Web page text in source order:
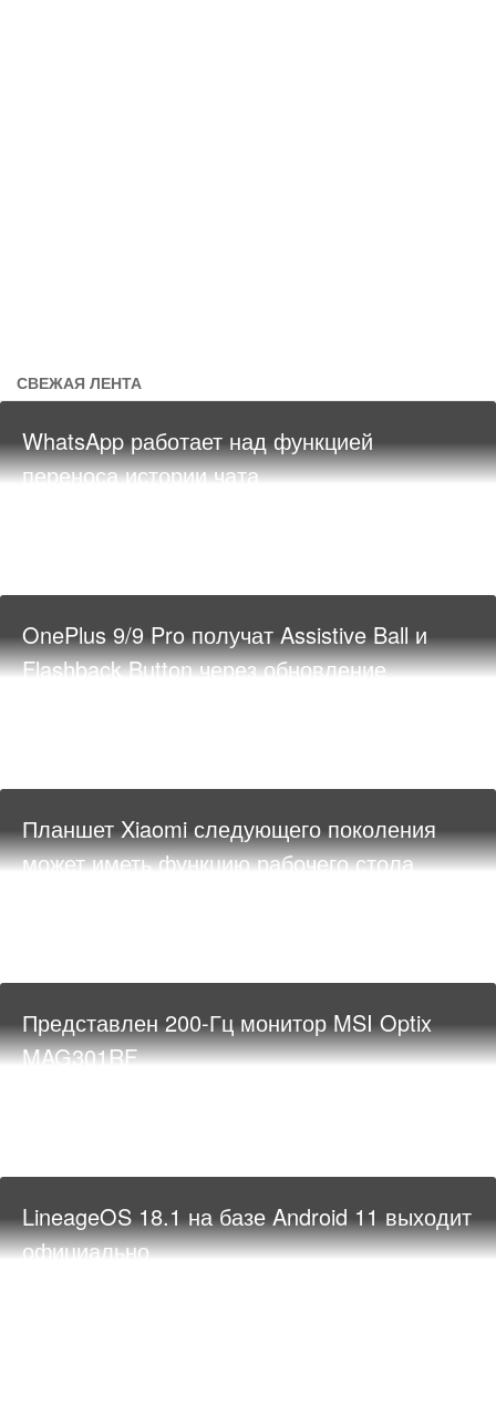
СВЕЖАЯ ЛЕНТА
WhatsApp работает над функцией
переноса истории чата
OnePlus 9/9 Pro получат Assistive Ball и
Flashback Button через обновление
Планшет Xiaomi следующего поколения
может иметь функцию рабочего стола
Представлен 200-Гц монитор MSI Optix
MAG301RF
LineageOS 18.1 на базе Android 11 выходит
официально